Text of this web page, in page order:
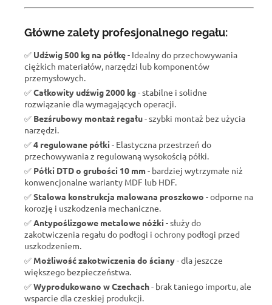
Główne zalety profesjonalnego regału:
✅ Udźwig 500 kg na półkę- Idealny do przechowywania
ciężkich materiałów, narzędzi lub komponentów
przemysłowych.
✅Całkowity udźwig 2000 kg- stabilne i solidne
rozwiązanie dla wymagających operacji.
✅ Bezśrubowy montaż regału- szybki montaż bez użycia
narzędzi.
✅4 regulowane półki - Elastyczna przestrzeń do
przechowywania z regulowaną wysokością półki.
✅ Półki DTD o grubości 10 mm- bardziej wytrzymałe niż
konwencjonalne warianty MDF lub HDF.
✅Stalowa konstrukcja malowana proszkowo - odporne na
korozję i uszkodzenia mechaniczne.
✅ Antypoślizgowe metalowe nóżki - służy do
zakotwiczenia regału do podłogi i ochrony podłogi przed
uszkodzeniem.
✅ Możliwość zakotwiczenia do ściany- dla jeszcze
większego bezpieczeństwa.
✅Wyprodukowano w Czechach- brak taniego importu, ale
wsparcie dla czeskiej produkcji.